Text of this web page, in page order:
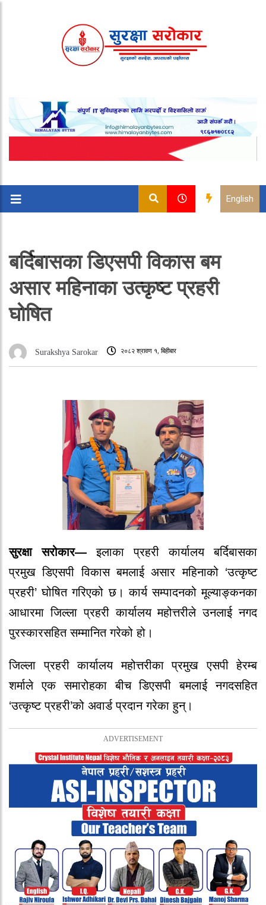
English
बर्दिबासका डिएसपी विकास बम
असार महिनाका उत्कृष्ट प्रहरी
घोषित
Surakshya Sarokar २०८२ श्रावण १, बिहीबार
सुरक्षा सरोकार—इलाका प्रहरी कार्यालय बर्दिबासका
प्रमुख डिएसपी विकास बमलाई असार महिनाको ‘उत्कृष्ट
प्रहरी’ घोषित गरिएको छ। कार्य सम्पादनको मूल्याङ्कनका
आधारमा जिल्ला प्रहरी कार्यालय महोत्तरीले उनलाई नगद
पुरस्कारसहित सम्मानित गरेको हो।
जिल्ला प्रहरी कार्यालय महोत्तरीका प्रमुख एसपी हेरम्ब
शर्माले एक समारोहका बीच डिएसपी बमलाई नगदसहित
‘उत्कृष्ट प्रहरी’को अवार्ड प्रदान गरेका हुन्।